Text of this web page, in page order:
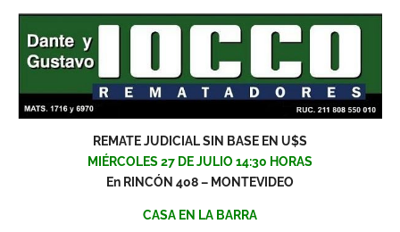
REMATE JUDICIAL SIN BASE EN U$S
MIÉRCOLES 27 DE JULIO 14:30 HORAS
En RINCÓN 408 – MONTEVIDEO
CASA EN LA BARRA